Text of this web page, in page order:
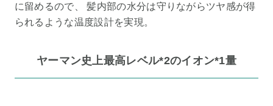
に留めるので、 髪内部の水分は守りながらツヤ感が得
られるような温度設計を実現。
ヤーマン史上最高レベル*2のイオン*1量